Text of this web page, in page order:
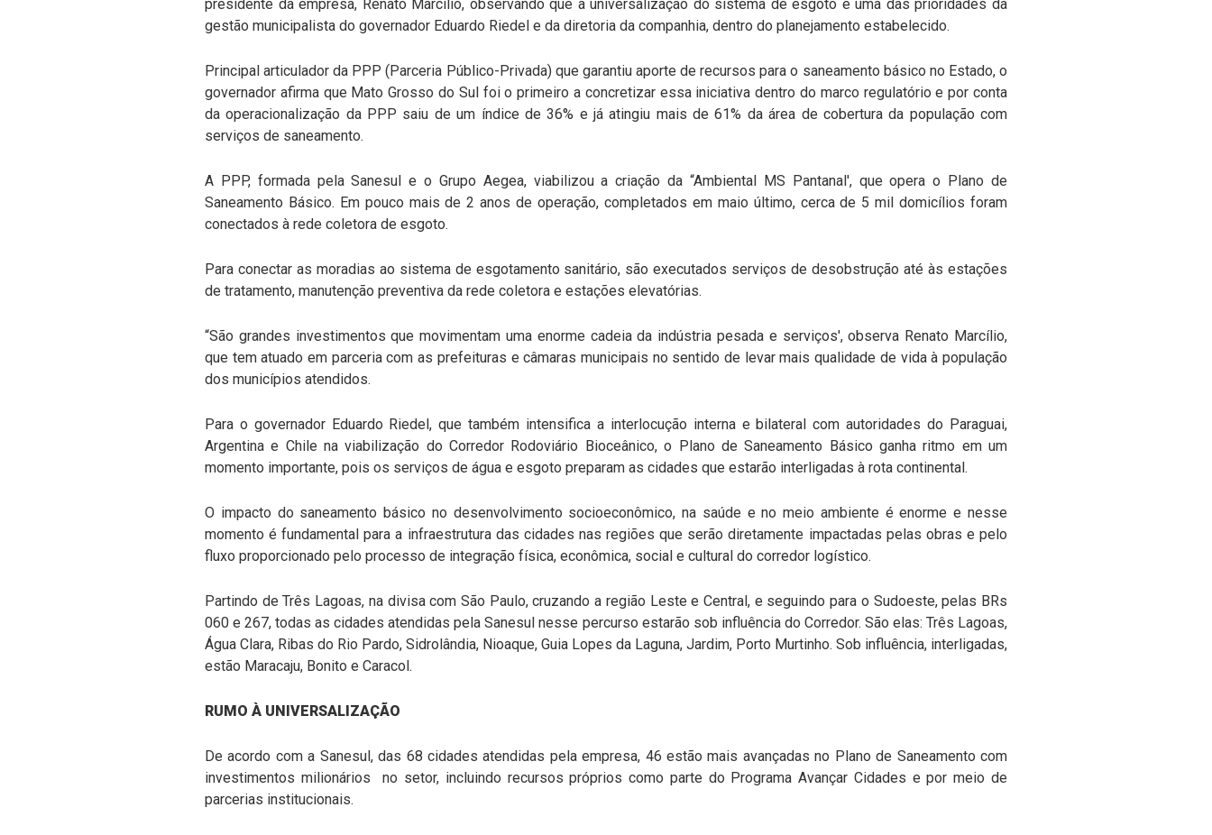
presidente da empresa, Renato Marcílio, observando que a universalização do sistema de esgoto é uma das prioridades da
gestão municipalista do governador Eduardo Riedel e da diretoria da companhia, dentro do planejamento estabelecido.
Principal articulador da PPP (Parceria Público-Privada) que garantiu aporte de recursos para o saneamento básico no Estado, o
governador afirma que Mato Grosso do Sul foi o primeiro a concretizar essa iniciativa dentro do marco regulatório e por conta
da operacionalização da PPP saiu de um índice de 36% e já atingiu mais de 61% da área de cobertura da população com
serviços de saneamento.
A PPP, formada pela Sanesul e o Grupo Aegea, viabilizou a criação da “Ambiental MS Pantanal', que opera o Plano de
Saneamento Básico. Em pouco mais de 2 anos de operação, completados em maio último, cerca de 5 mil domicílios foram
conectados à rede coletora de esgoto.
Para conectar as moradias ao sistema de esgotamento sanitário, são executados serviços de desobstrução até às estações
de tratamento, manutenção preventiva da rede coletora e estações elevatórias.
“São grandes investimentos que movimentam uma enorme cadeia da indústria pesada e serviços', observa Renato Marcílio,
que tem atuado em parceria com as prefeituras e câmaras municipais no sentido de levar mais qualidade de vida à população
dos municípios atendidos.
Para o governador Eduardo Riedel, que também intensifica a interlocução interna e bilateral com autoridades do Paraguai,
Argentina e Chile na viabilização do Corredor Rodoviário Bioceânico, o Plano de Saneamento Básico ganha ritmo em um
momento importante, pois os serviços de água e esgoto preparam as cidades que estarão interligadas à rota continental.
O impacto do saneamento básico no desenvolvimento socioeconômico, na saúde e no meio ambiente é enorme e nesse
momento é fundamental para a infraestrutura das cidades nas regiões que serão diretamente impactadas pelas obras e pelo
fluxo proporcionado pelo processo de integração física, econômica, social e cultural do corredor logístico.
Partindo de Três Lagoas, na divisa com São Paulo, cruzando a região Leste e Central, e seguindo para o Sudoeste, pelas BRs
060 e 267, todas as cidades atendidas pela Sanesul nesse percurso estarão sob influência do Corredor. São elas: Três Lagoas,
Água Clara, Ribas do Rio Pardo, Sidrolândia, Nioaque, Guia Lopes da Laguna, Jardim, Porto Murtinho. Sob influência, interligadas,
estão Maracaju, Bonito e Caracol.
RUMO À UNIVERSALIZAÇÃO
De acordo com a Sanesul, das 68 cidades atendidas pela empresa, 46 estão mais avançadas no Plano de Saneamento com
investimentos milionários no setor, incluindo recursos próprios como parte do Programa Avançar Cidades e por meio de
parcerias institucionais.